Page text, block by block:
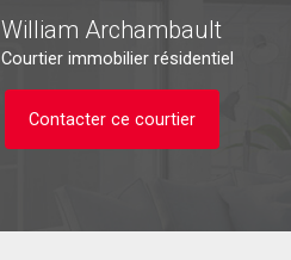
William Archambault
Courtier immobilier résidentiel
Contacter ce courtier